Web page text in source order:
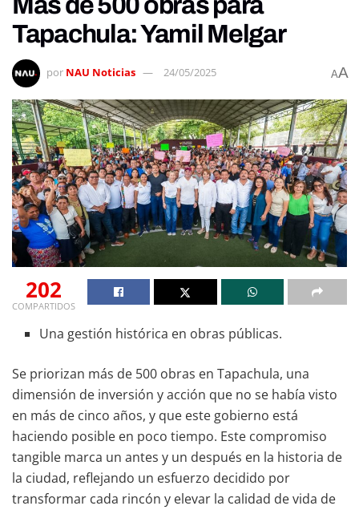
Tapachula: Yamil Melgar
por NAU Noticias 24/05/2025 AA
202
COMPARTIDOS
Una gestión histórica en obras públicas.
Se priorizan más de 500 obras en Tapachula, una
dimensión de inversión y acción que no se había visto
en más de cinco años, y que este gobierno está
haciendo posible en poco tiempo. Este compromiso
tangible marca un antes y un después en la historia de
la ciudad, reflejando un esfuerzo decidido por
transformar cada rincón y elevar la calidad de vida de